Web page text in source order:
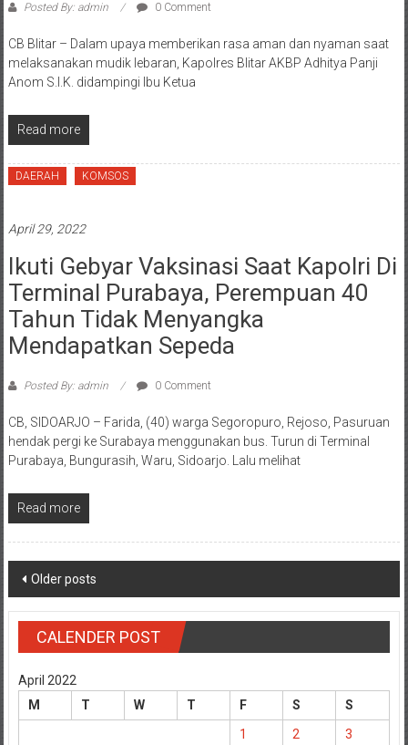
Posted By: admin 0 Comment
CB Blitar – Dalam upaya memberikan rasa aman dan nyaman saat
melaksanakan mudik lebaran, Kapolres Blitar AKBP Adhitya Panji
Anom S.I.K. didampingi Ibu Ketua
Read more
DAERAH KOMSOS
April 29, 2022
Ikuti Gebyar Vaksinasi Saat Kapolri Di
Terminal Purabaya, Perempuan 40
Tahun Tidak Menyangka
Mendapatkan Sepeda
Posted By: admin 0 Comment
CB, SIDOARJO – Farida, (40) warga Segoropuro, Rejoso, Pasuruan
hendak pergi ke Surabaya menggunakan bus. Turun di Terminal
Purabaya, Bungurasih, Waru, Sidoarjo. Lalu melihat
Read more
Posts
navigation
Older posts
CALENDER POST
April 2022
M
T W T F S
S
1
2 3